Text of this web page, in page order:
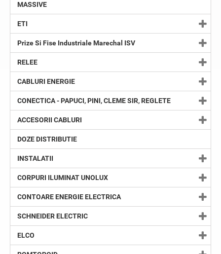
MASSIVE
ETI
Prize Si Fise Industriale Marechal ISV
RELEE
CABLURI ENERGIE
CONECTICA - PAPUCI, PINI, CLEME SIR, REGLETE
ACCESORII CABLURI
DOZE DISTRIBUTIE
INSTALATII
CORPURI ILUMINAT UNOLUX
CONTOARE ENERGIE ELECTRICA
SCHNEIDER ELECTRIC
ELCO